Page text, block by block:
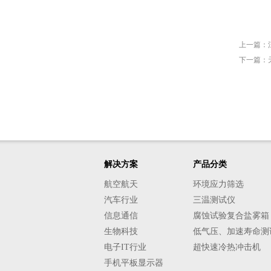
上一篇：
下一篇：
解决方案
航空航天
汽车行业
信息通信
生物科技
电子IT行业
手机平板显示器
产品分类
环境应力筛选
三温测试仪
腐蚀试验复合盐雾箱
低气压、加速寿命测
超快速冷热冲击机